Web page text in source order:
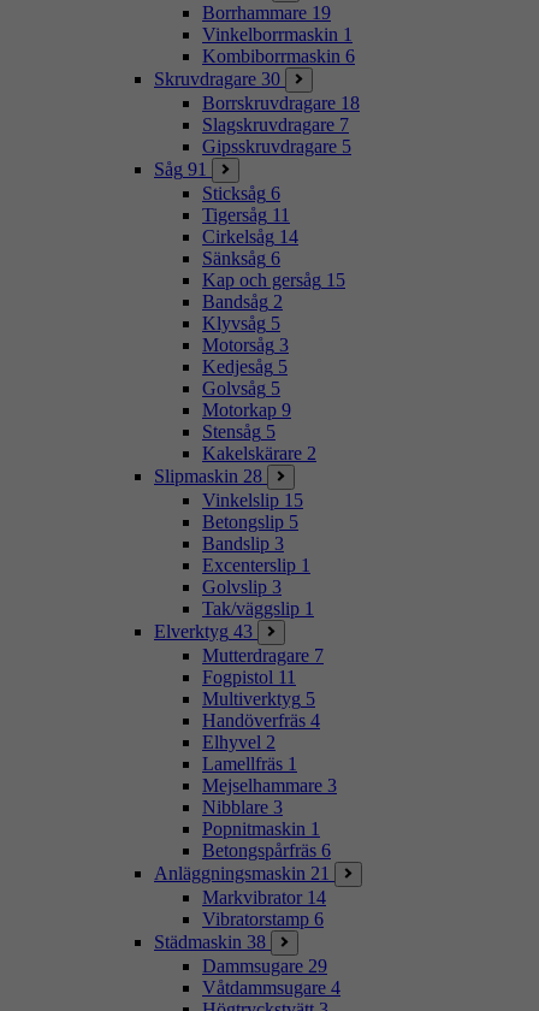
Borrhammare 19
Vinkelborrmaskin 1
Kombiborrmaskin 6
Skruvdragare 30
Borrskruvdragare 18
Slagskruvdragare 7
Gipsskruvdragare 5
Såg 91
Sticksåg 6
Tigersåg 11
Cirkelsåg 14
Sänksåg 6
Kap och gersåg 15
Bandsåg 2
Klyvsåg 5
Motorsåg 3
Kedjesåg 5
Golvsåg 5
Motorkap 9
Stensåg 5
Kakelskärare 2
Slipmaskin 28
Vinkelslip 15
Betongslip 5
Bandslip 3
Excenterslip 1
Golvslip 3
Tak/väggslip 1
Elverktyg 43
Mutterdragare 7
Fogpistol 11
Multiverktyg 5
Handöverfräs 4
Elhyvel 2
Lamellfräs 1
Mejselhammare 3
Nibblare 3
Popnitmaskin 1
Betongspårfräs 6
Anläggningsmaskin 21
Markvibrator 14
Vibratorstamp 6
Städmaskin 38
Dammsugare 29
Våtdammsugare 4